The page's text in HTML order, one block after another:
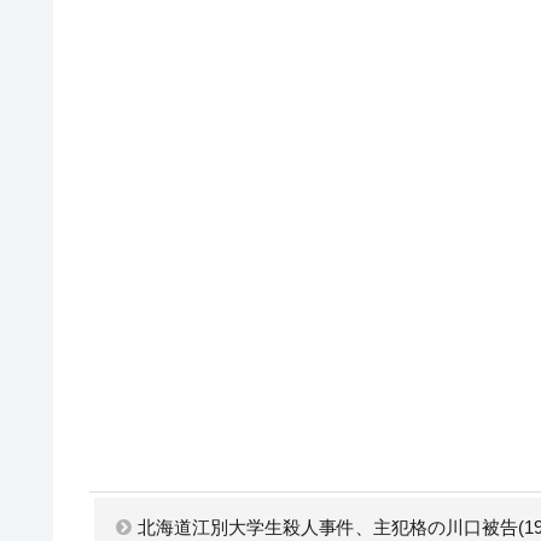
北海道江別大学生殺人事件、主犯格の川口被告